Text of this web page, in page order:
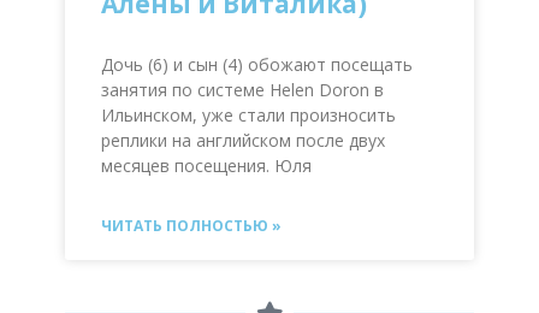
Дочь (6) и сын (4) обожают посещать
занятия по системе Helen Doron в
Ильинском, уже стали произносить
реплики на английском после двух
месяцев посещения. Юля
ЧИТАТЬ ПОЛНОСТЬЮ »